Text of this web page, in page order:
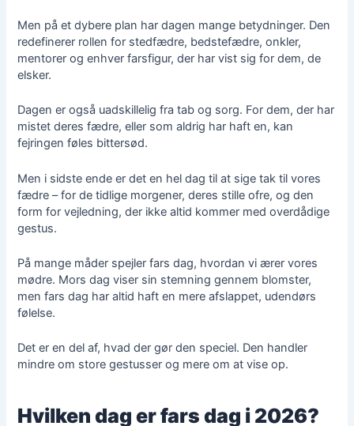
Men på et dybere plan har dagen mange betydninger. Den
redefinerer rollen for stedfædre, bedstefædre, onkler,
mentorer og enhver farsfigur, der har vist sig for dem, de
elsker.
Dagen er også uadskillelig fra tab og sorg. For dem, der har
mistet deres fædre, eller som aldrig har haft en, kan
fejringen føles bittersød.
Men i sidste ende er det en hel dag til at sige tak til vores
fædre – for de tidlige morgener, deres stille ofre, og den
form for vejledning, der ikke altid kommer med overdådige
gestus.
På mange måder spejler fars dag, hvordan vi ærer vores
mødre. Mors dag viser sin stemning gennem blomster,
men fars dag har altid haft en mere afslappet, udendørs
følelse.
Det er en del af, hvad der gør den speciel. Den handler
mindre om store gestusser og mere om at vise op.
Hvilken dag er fars dag i 2026?